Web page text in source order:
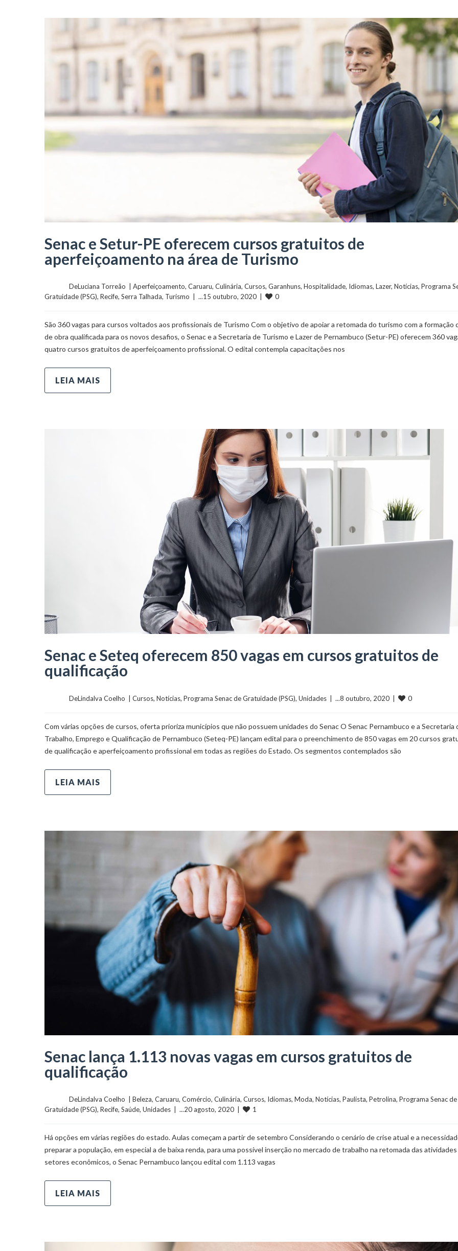
Senac e Setur-PE oferecem cursos gratuitos de
aperfeiçoamento na área de Turismo
	    	DeLuciana Torreão  |
Aperfeiçoamento, Caruaru, Culinária, Cursos, Garanhuns, Hospitalidade, Idiomas, Lazer, Notícias, Programa
Gratuidade (PSG), Recife, Serra Talhada, Turismo
  |  ...15 outubro, 2020  |
0
São 360 vagas para cursos voltados aos profissionais de Turismo Com o objetivo de apoiar a retomada do turismo com a formação
de obra qualificada para os novos desafios, o Senac e a Secretaria de Turismo e Lazer de Pernambuco (Setur-PE) oferecem 360
quatro cursos gratuitos de aperfeiçoamento profissional. O edital contempla capacitações nos
LEIA MAIS
Senac e Seteq oferecem 850 vagas em cursos gratuitos de
qualificação
	    	DeLindalva Coelho  |
Cursos, Notícias, Programa Senac de Gratuidade (PSG), Unidades
  |  ...8 outubro, 2020  |
0
Com várias opções de cursos, oferta prioriza municípios que não possuem unidades do Senac O Senac Pernambuco e a Secretaria
Trabalho, Emprego e Qualificação de Pernambuco (Seteq-PE) lançam edital para o preenchimento de 850 vagas em 20 cursos
de qualificação e aperfeiçoamento profissional em todas as regiões do Estado. Os segmentos contemplados são
LEIA MAIS
Senac lança 1.113 novas vagas em cursos gratuitos de
qualificação
	    	DeLindalva Coelho  |
Beleza, Caruaru, Comércio, Culinária, Cursos, Idiomas, Moda, Notícias, Paulista, Petrolina, Programa Senac de
Gratuidade (PSG), Recife, Saúde, Unidades
  |  ...20 agosto, 2020  |
1
Há opções em várias regiões do estado. Aulas começam a partir de setembro Considerando o cenário de crise atual e a
preparar a população, em especial a de baixa renda, para uma possível inserção no mercado de trabalho na retomada das
setores econômicos, o Senac Pernambuco lançou edital com 1.113 vagas
LEIA MAIS